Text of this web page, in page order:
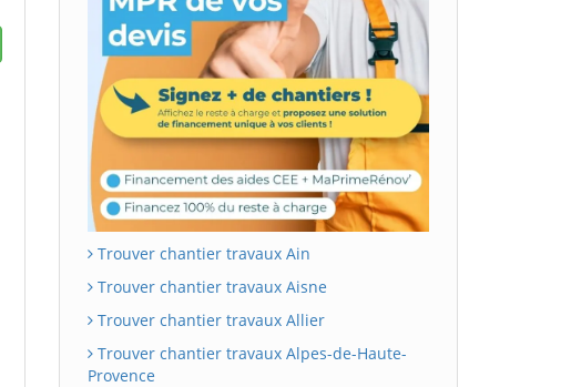
Trouver chantier travaux Ain
Trouver chantier travaux Aisne
Trouver chantier travaux Allier
Trouver chantier travaux Alpes-de-Haute-
Provence